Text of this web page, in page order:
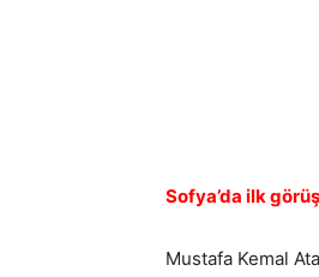
Sofya’da ilk
Mustafa Kemal